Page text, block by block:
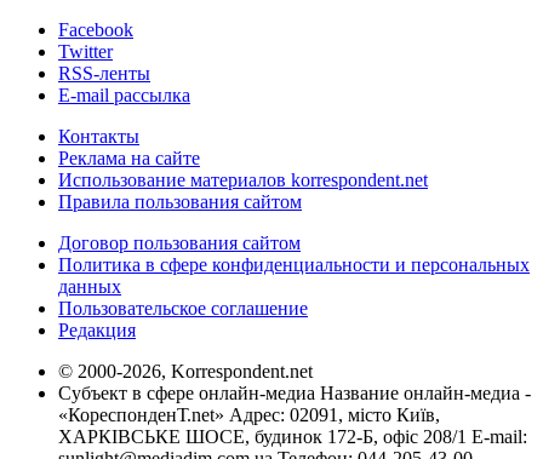
Facebook
Twitter
RSS-ленты
E-mail рассылка
Контакты
Реклама на сайте
Использование материалов korrespondent.net
Правила пользования сайтом
Договор пользования сайтом
Политика в сфере конфиденциальности и персональных
данных
Пользовательское соглашение
Редакция
© 2000-2026, Korrespondent.net
Субъект в сфере онлайн-медиа Название онлайн-медиа -
«КореспонденТ.net» Адрес: 02091, місто Київ,
ХАРКІВСЬКЕ ШОСЕ, будинок 172-Б, офіс 208/1 E-mail: